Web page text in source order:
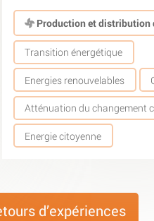
Production et distribution
Transition énergétique
Energies renouvelables
Atténuation du changement
Energie citoyenne
d’expériences